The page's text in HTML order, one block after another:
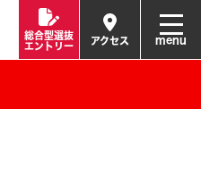
総合型選抜
エントリー
アクセス menu